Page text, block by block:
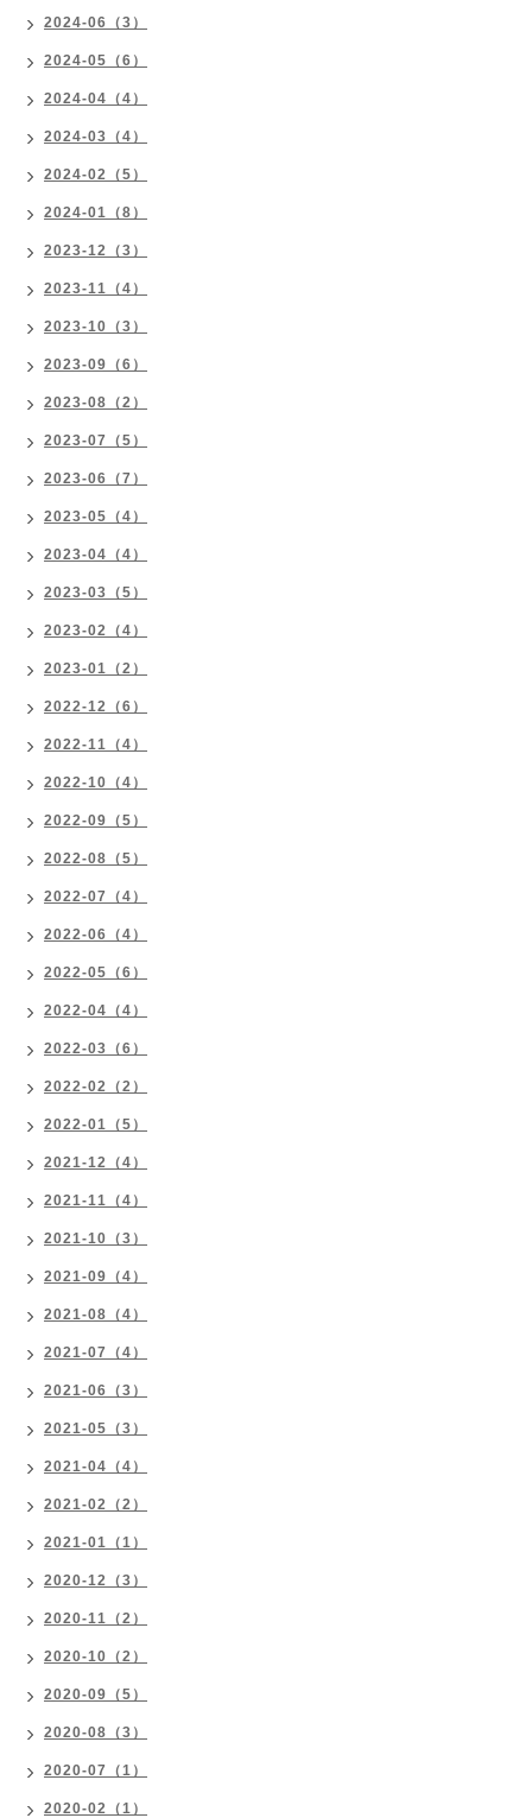
2024-06（3）
2024-05（6）
2024-04（4）
2024-03（4）
2024-02（5）
2024-01（8）
2023-12（3）
2023-11（4）
2023-10（3）
2023-09（6）
2023-08（2）
2023-07（5）
2023-06（7）
2023-05（4）
2023-04（4）
2023-03（5）
2023-02（4）
2023-01（2）
2022-12（6）
2022-11（4）
2022-10（4）
2022-09（5）
2022-08（5）
2022-07（4）
2022-06（4）
2022-05（6）
2022-04（4）
2022-03（6）
2022-02（2）
2022-01（5）
2021-12（4）
2021-11（4）
2021-10（3）
2021-09（4）
2021-08（4）
2021-07（4）
2021-06（3）
2021-05（3）
2021-04（4）
2021-02（2）
2021-01（1）
2020-12（3）
2020-11（2）
2020-10（2）
2020-09（5）
2020-08（3）
2020-07（1）
2020-02（1）